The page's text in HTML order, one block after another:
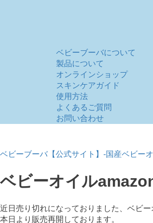
ベビーブーバについて
製品について
オンラインショップ
スキンケアガイド
使用方法
よくあるご質問
お問い合わせ
ベビーブーバ【公式サイト】-国産ベビー
ベビーオイル
近日売り切れになっておりました、ベビ
本日より販売再開しております。